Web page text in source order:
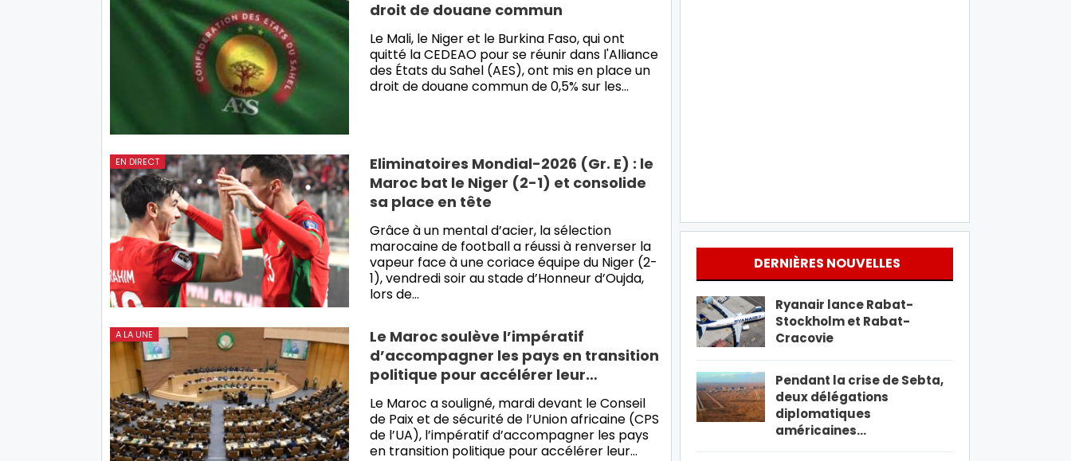
droit de douane commun
Le Mali, le Niger et le Burkina Faso, qui ont
quitté la CEDEAO pour se réunir dans l'Alliance
des États du Sahel (AES), ont mis en place un
droit de douane commun de 0,5% sur les…
EN DIRECT
Eliminatoires Mondial-2026 (Gr. E) : le
Maroc bat le Niger (2-1) et consolide
sa place en tête
Grâce à un mental d’acier, la sélection
marocaine de football a réussi à renverser la
vapeur face à une coriace équipe du Niger (2-
1), vendredi soir au stade d’Honneur d’Oujda,
lors de…
A LA UNE
Le Maroc soulève l’impératif
d’accompagner les pays en transition
politique pour accélérer leur…
Le Maroc a souligné, mardi devant le Conseil
de Paix et de sécurité de l’Union africaine (CPS
de l’UA), l’impératif d’accompagner les pays
en transition politique pour accélérer leur…
DERNIÈRES NOUVELLES
Ryanair lance Rabat-
Stockholm et Rabat-
Cracovie
Pendant la crise de Sebta,
deux délégations
diplomatiques
américaines…